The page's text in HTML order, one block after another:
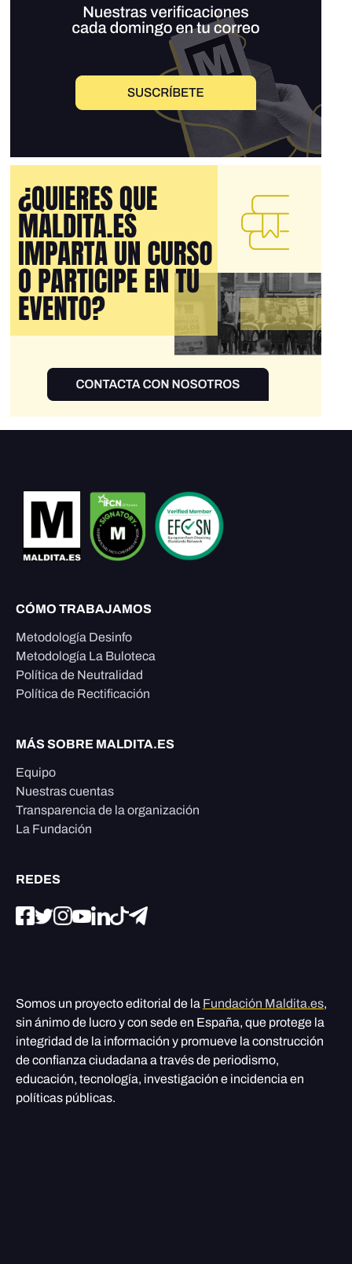
CÓMO TRABAJAMOS
Metodología Desinfo
Metodología La Buloteca
Política de Neutralidad
Política de Rectificación
MÁS SOBRE MALDITA.ES
Equipo
Nuestras cuentas
Transparencia de la organización
La Fundación
REDES
Somos un proyecto editorial de la Fundación Maldita.es,
sin ánimo de lucro y con sede en España, que protege la
integridad de la información y promueve la construcción
de confianza ciudadana a través de periodismo,
educación, tecnología, investigación e incidencia en
políticas públicas.